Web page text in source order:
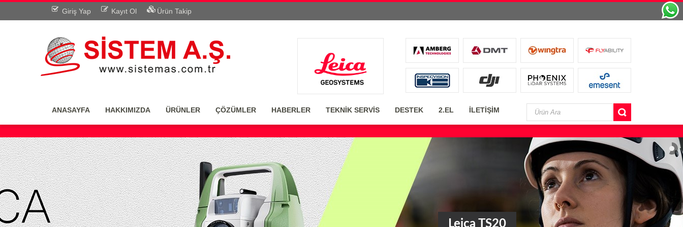
Giriş Yap Kayıt Ol Ürün Takip
ANASAYFA HAKKIMIZDA ÜRÜNLER ÇÖZÜMLER HABERLER TEKNİK SERVİS DESTEK 2.EL İLETİŞİM
Leica TS20